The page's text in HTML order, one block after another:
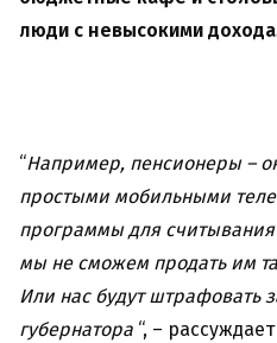
люди с невысокими
“Например, пенсионеры –
простыми мобильными
программы для считывания
мы не сможем продать им
Или нас будут штрафовать
губернатора “, –